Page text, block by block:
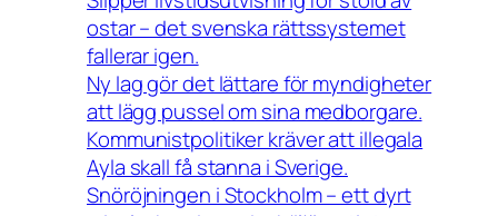
ostar – det svenska rättssystemet
fallerar igen.
Ny lag gör det lättare för myndigheter
att lägg pussel om sina medborgare.
Kommunistpolitiker kräver att illegala
Ayla skall få stanna i Sverige.
Snöröjningen i Stockholm – ett dyrt